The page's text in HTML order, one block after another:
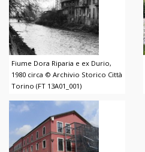
Fiume Dora Riparia e ex Durio,
1980 circa © Archivio Storico Città
Torino (FT 13A01_001)